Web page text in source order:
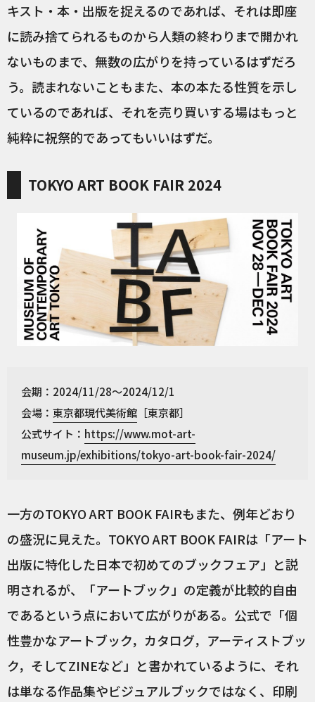
キスト・本・出版を捉えるのであれば、それは即座
に読み捨てられるものから人類の終わりまで開かれ
ないものまで、無数の広がりを持っているはずだろ
う。読まれないこともまた、本の本たる性質を示し
ているのであれば、それを売り買いする場はもっと
純粋に祝祭的であってもいいはずだ。
TOKYO ART BOOK FAIR 2024
会期：2024/11/28～2024/12/1
会場： 東京都現代美術館 ［東京都］
公式サイト： https://www.mot-art-
museum.jp/exhibitions/tokyo-art-book-fair-2024/
一方のTOKYO ART BOOK FAIRもまた、例年どおり
の盛況に見えた。TOKYO ART BOOK FAIRは「アート
出版に特化した日本で初めてのブックフェア」と説
明されるが、「アートブック」の定義が比較的自由
であるという点において広がりがある。公式で「個
性豊かなアートブック，カタログ，アーティストブッ
ク，そしてZINEなど」と書かれているように、それ
は単なる作品集やビジュアルブックではなく、印刷